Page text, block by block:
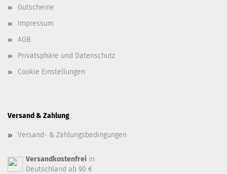
Gutscheine
Impressum
AGB
Privatsphäre und Datenschutz
Cookie Einstellungen
Versand & Zahlung
Versand- & Zahlungsbedingungen
Versandkostenfrei in
Deutschland ab 90 €